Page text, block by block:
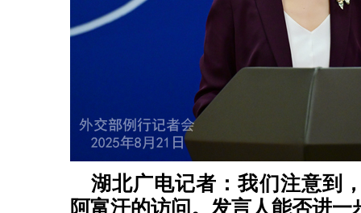
湖北广电记者：我们注意到
阿富汗的访问。发言人能否进一